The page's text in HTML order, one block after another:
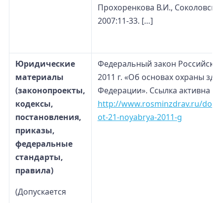
Прохоренкова В.И.,
2007:11-33. […]
Юридические
материалы
(законопроекты,
кодексы,
постановления,
приказы,
федеральные
стандарты,
правила)
(Допускается
Федеральный закон
2011 г. «Об основах охраны
Федерации». Ссылка активна
http://www.rosminzdrav.ru/
ot-21-noyabrya-2011-g